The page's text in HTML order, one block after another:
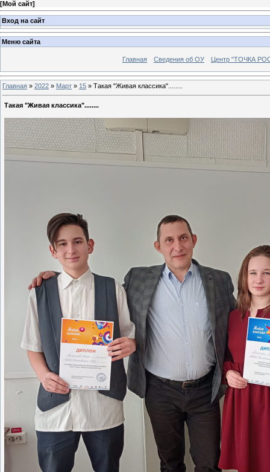
[Мой сайт]
Вход на сайт
Меню сайта
Главная Сведения об ОУ Центр "ТОЧКА
Главная » 2022 » Март » 15 » Такая "Живая классика"........
Такая "Живая классика"........